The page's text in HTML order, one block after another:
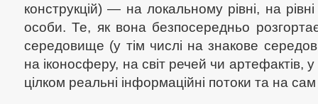
конструкцій) — на локальному рівні, на
особи. Те, як вона безпосередньо
середовище (у тім числі на знакове
на іконосферу, на світ речей чи артефактів,
цілком реальні інформаційні потоки та на